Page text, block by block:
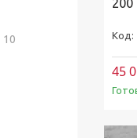
200
45
10